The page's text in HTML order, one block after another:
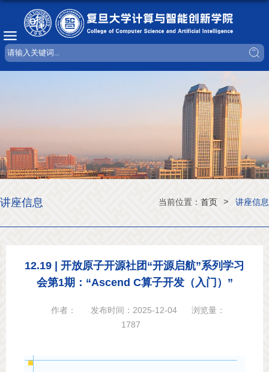
当前位置： 首页 > 讲座信息
讲座信息
12.19 | 开放原子开源社团“开源启航”系列学习
会第1期：“Ascend C算子开发（入门）”
作者： 发布时间：2025-12-04
浏览量：
1787